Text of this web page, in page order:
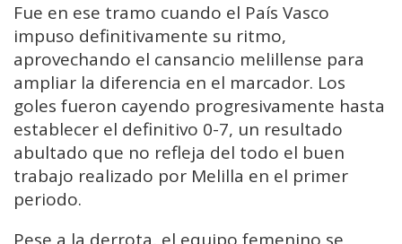
Fue en ese tramo cuando el País Vasco
impuso definitivamente su ritmo,
aprovechando el cansancio melillense para
ampliar la diferencia en el marcador. Los
goles fueron cayendo progresivamente hasta
establecer el definitivo 0-7, un resultado
abultado que no refleja del todo el buen
trabajo realizado por Melilla en el primer
periodo.